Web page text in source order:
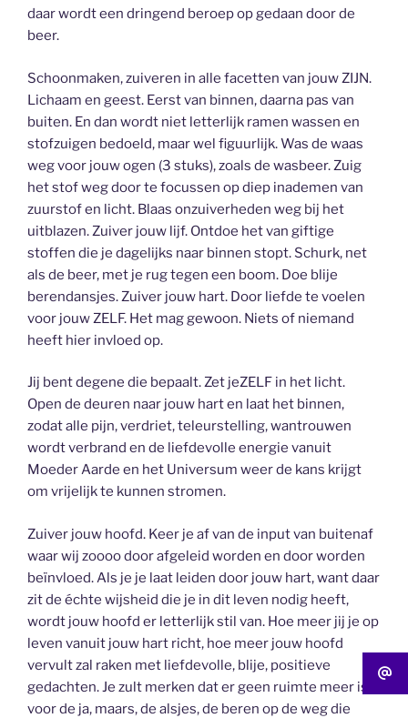
daar wordt een dringend beroep op gedaan door de
beer.
Schoonmaken, zuiveren in alle facetten van jouw ZIJN.
Lichaam en geest. Eerst van binnen, daarna pas van
buiten. En dan wordt niet letterlijk ramen wassen en
stofzuigen bedoeld, maar wel figuurlijk. Was de waas
weg voor jouw ogen (3 stuks), zoals de wasbeer. Zuig
het stof weg door te focussen op diep inademen van
zuurstof en licht. Blaas onzuiverheden weg bij het
uitblazen. Zuiver jouw lijf. Ontdoe het van giftige
stoffen die je dagelijks naar binnen stopt. Schurk, net
als de beer, met je rug tegen een boom. Doe blije
berendansjes. Zuiver jouw hart. Door liefde te voelen
voor jouw ZELF. Het mag gewoon. Niets of niemand
heeft hier invloed op.
Jij bent degene die bepaalt. Zet jeZELF in het licht.
Open de deuren naar jouw hart en laat het binnen,
zodat alle pijn, verdriet, teleurstelling, wantrouwen
wordt verbrand en de liefdevolle energie vanuit
Moeder Aarde en het Universum weer de kans krijgt
om vrijelijk te kunnen stromen.
Zuiver jouw hoofd. Keer je af van de input van buitenaf
waar wij zoooo door afgeleid worden en door worden
beïnvloed. Als je je laat leiden door jouw hart, want daar
zit de échte wijsheid die je in dit leven nodig heeft,
wordt jouw hoofd er letterlijk stil van. Hoe meer jij je op
leven vanuit jouw hart richt, hoe meer jouw hoofd
vervult zal raken met liefdevolle, blije, positieve
gedachten. Je zult merken dat er geen ruimte meer is
voor de ja, maars, de alsjes, de beren op de weg die